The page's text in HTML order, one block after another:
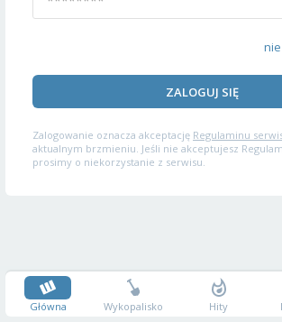
ZALOGUJ SIĘ
Zalogowanie oznacza akceptację Regulaminu
aktualnym brzmieniu. Jeśli nie akceptujesz
prosimy o niekorzystanie z serwisu.
Główna Wykopalisko Hity